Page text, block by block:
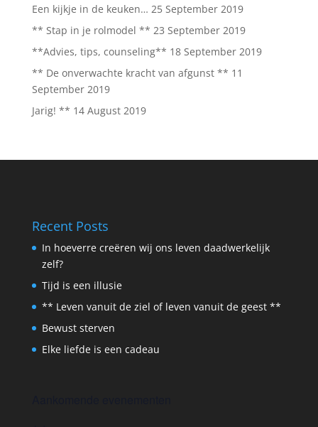
Een kijkje in de keuken… 25 September 2019
** Stap in je rolmodel ** 23 September 2019
**Advies, tips, counseling** 18 September 2019
** De onverwachte kracht van afgunst ** 11
September 2019
Jarig! ** 14 August 2019
Recent Posts
In hoeverre creëren wij ons leven daadwerkelijk
zelf?
Tijd is een illusie
** Leven vanuit de ziel of leven vanuit de geest **
Bewust sterven
Elke liefde is een cadeau